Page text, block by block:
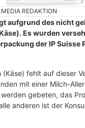
REDAKTION
aufgrund des nicht
Es wurden
der IP Suisse
(Käse) fehlt auf dieser
mit einer Milch-
gebeten, das
anderen ist der